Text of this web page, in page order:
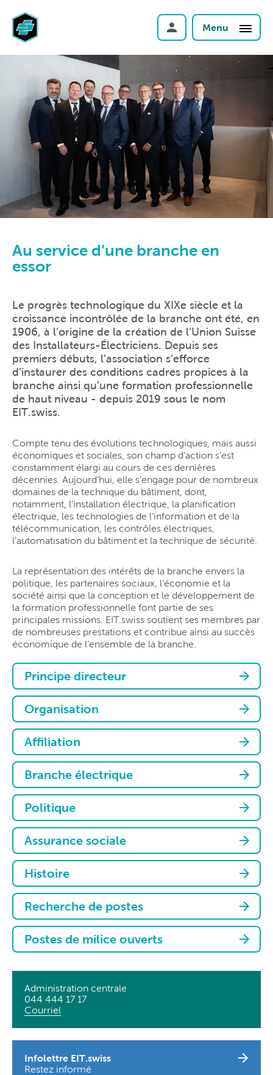
Menu
Au service d’une branche en
essor
Le progrès technologique du XIXe siècle et la
croissance incontrôlée de la branche ont été, en
1906, à l’origine de la création de l’Union Suisse
des Installateurs-Électriciens. Depuis ses
premiers débuts, l’association s’efforce
d’instaurer des conditions cadres propices à la
branche ainsi qu’une formation professionnelle
de haut niveau - depuis 2019 sous le nom
EIT.swiss.
Compte tenu des évolutions technologiques, mais aussi
économiques et sociales, son champ d’action s’est
constamment élargi au cours de ces dernières
décennies. Aujourd’hui, elle s’engage pour de nombreux
domaines de la technique du bâtiment, dont,
notamment, l’installation électrique, la planification
électrique, les technologies de l’information et de la
télécommunication, les contrôles électriques,
l’automatisation du bâtiment et la technique de sécurité.
La représentation des intérêts de la branche envers la
politique, les partenaires sociaux, l’économie et la
société ainsi que la conception et le développement de
la formation professionnelle font partie de ses
principales missions. EIT.swiss soutient ses membres par
de nombreuses prestations et contribue ainsi au succès
économique de l’ensemble de la branche.
Principe directeur
Organisation
Affiliation
Branche électrique
Politique
Assurance sociale
Histoire
Recherche de postes
Postes de milice ouverts
Administration centrale
044 444 17 17
Courriel
Infolettre EIT.swiss
Restez informé